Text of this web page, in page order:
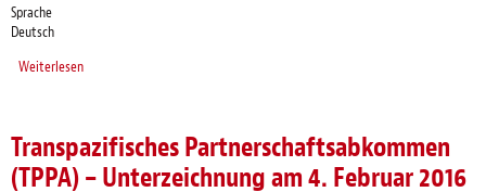
Sprache
Deutsch
Weiterlesen
Transpazifisches Partnerschaftsabkommen
(TPPA) – Unterzeichnung am 4. Februar 2016